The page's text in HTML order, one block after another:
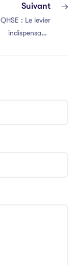
Suivant
QHSE : Le levier
indispensable